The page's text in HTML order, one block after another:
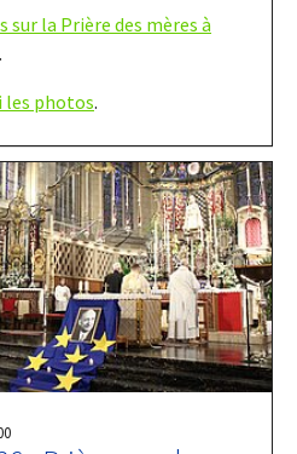
sur la Prière des mères à
.
les photos.